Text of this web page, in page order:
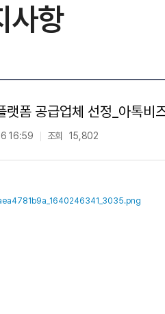
사항
랫폼 공급업체 선정_아톡
16:59 조회 15,802